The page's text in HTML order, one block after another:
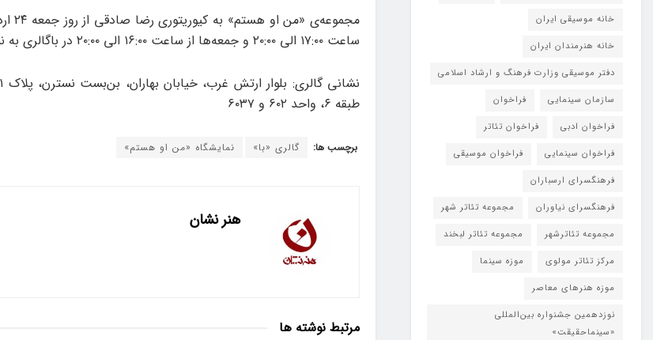
ساعت ۱۷:۰۰ الی ۲۰:۰۰ و جمعه‌ها از ساعت ۱۶:۰۰ الی ۲۰:۰۰ در باگالری به نمایش درمی‌آید.
طبقه ۶، واحد ۶۰۲ و ۶۰۳۷
برچسب ها: گالری «با» نمایشگاه «من او هستم»
هنر نشان
مرتبط نوشته ها
خانه موسیقی ایران
خانه هنرمندان ایران
دفتر موسیقی وزارت فرهنگ و ارشاد اسلامی
سازمان سینمایی
فراخوان
فراخوان ادبی
فراخوان تئاتر
فراخوان سینمایی
فراخوان موسیقی
فرهنگسرای ارسباران
فرهنگسرای نیاوران
مجموعه تئاتر شهر
مجموعه تئاترشهر
مجموعه تئاتر لبخند
مرکز تئاتر مولوی
موزه سینما
موزه هنرهای معاصر
نوزدهمین جشنواره بین‌المللی
«سینماحقیقت»